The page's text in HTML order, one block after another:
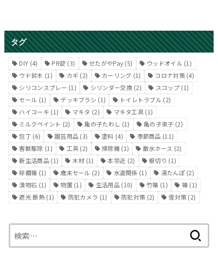
タグ
DIY (4) PR錠 (3) せたがやPay (5) ウッドオイル (1)
ウド鈴木 (1) カギ (2) カーリング (1) コロナ対策(4)
シリコンスプレー (1) シリンダー交換(2) スコップ(1)
セール (1) デッキブラシ (1) トイレトラブル (2)
ハイコーキ (1) マキタ (2) マキタ工具 (1)
ミルクペイント (2) 亀の子たわし (1) 亀の子束子 (2)
包丁 (6) 園芸用品 (3) 塗料 (4) 季節商品 (11)
害獣駆除 (1) 工具 (2) 掃除機(1) 散水ホース (2)
新生活商品(1) 木材(1) 本宗近 (2) 根切り (1)
棕櫚箒 (1) 歳末セール (2) 水道関係 (1) 湯たんぽ(2)
漬物石 (1) 物置 (1) 生活用品(10) 竹箒 (1) 箒(1)
遮光 断熱(1) 防犯カメラ (1) 防犯対策 (2) 雪対策 (2)
索: